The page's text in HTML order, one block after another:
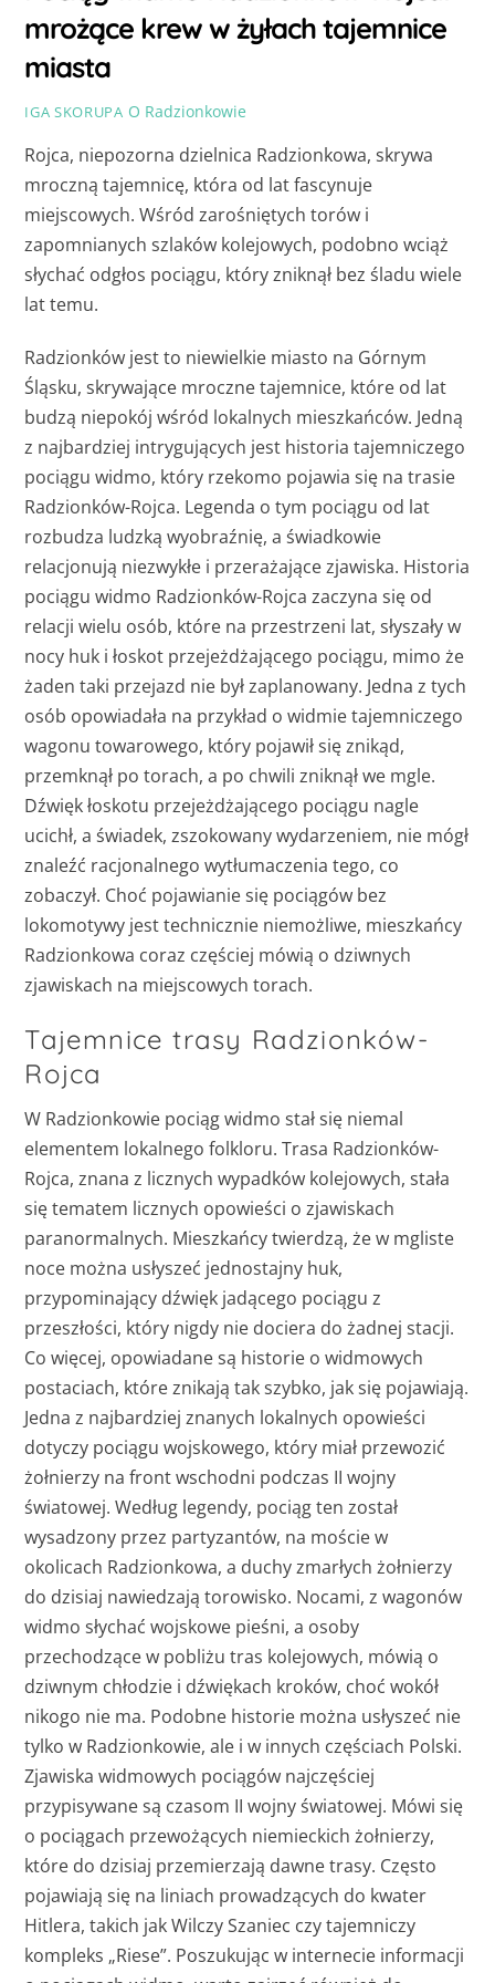
mrożące krew w żyłach tajemnice
miasta
IGA SKORUPA O Radzionkowie
Rojca, niepozorna dzielnica Radzionkowa, skrywa
mroczną tajemnicę, która od lat fascynuje
miejscowych. Wśród zarośniętych torów i
zapomnianych szlaków kolejowych, podobno wciąż
słychać odgłos pociągu, który zniknął bez śladu wiele
lat temu.
Radzionków jest to niewielkie miasto na Górnym
Śląsku, skrywające mroczne tajemnice, które od lat
budzą niepokój wśród lokalnych mieszkańców. Jedną
z najbardziej intrygujących jest historia tajemniczego
pociągu widmo, który rzekomo pojawia się na trasie
Radzionków-Rojca. Legenda o tym pociągu od lat
rozbudza ludzką wyobraźnię, a świadkowie
relacjonują niezwykłe i przerażające zjawiska. Historia
pociągu widmo Radzionków-Rojca zaczyna się od
relacji wielu osób, które na przestrzeni lat, słyszały w
nocy huk i łoskot przejeżdżającego pociągu, mimo że
żaden taki przejazd nie był zaplanowany. Jedna z tych
osób opowiadała na przykład o widmie tajemniczego
wagonu towarowego, który pojawił się znikąd,
przemknął po torach, a po chwili zniknął we mgle.
Dźwięk łoskotu przejeżdżającego pociągu nagle
ucichł, a świadek, zszokowany wydarzeniem, nie mógł
znaleźć racjonalnego wytłumaczenia tego, co
zobaczył. Choć pojawianie się pociągów bez
lokomotywy jest technicznie niemożliwe, mieszkańcy
Radzionkowa coraz częściej mówią o dziwnych
zjawiskach na miejscowych torach.
Tajemnice trasy Radzionków-
Rojca
W Radzionkowie pociąg widmo stał się niemal
elementem lokalnego folkloru. Trasa Radzionków-
Rojca, znana z licznych wypadków kolejowych, stała
się tematem licznych opowieści o zjawiskach
paranormalnych. Mieszkańcy twierdzą, że w mgliste
noce można usłyszeć jednostajny huk,
przypominający dźwięk jadącego pociągu z
przeszłości, który nigdy nie dociera do żadnej stacji.
Co więcej, opowiadane są historie o widmowych
postaciach, które znikają tak szybko, jak się pojawiają.
Jedna z najbardziej znanych lokalnych opowieści
dotyczy pociągu wojskowego, który miał przewozić
żołnierzy na front wschodni podczas II wojny
światowej. Według legendy, pociąg ten został
wysadzony przez partyzantów, na moście w
okolicach Radzionkowa, a duchy zmarłych żołnierzy
do dzisiaj nawiedzają torowisko. Nocami, z wagonów
widmo słychać wojskowe pieśni, a osoby
przechodzące w pobliżu tras kolejowych, mówią o
dziwnym chłodzie i dźwiękach kroków, choć wokół
nikogo nie ma. Podobne historie można usłyszeć nie
tylko w Radzionkowie, ale i w innych częściach Polski.
Zjawiska widmowych pociągów najczęściej
przypisywane są czasom II wojny światowej. Mówi się
o pociągach przewożących niemieckich żołnierzy,
które do dzisiaj przemierzają dawne trasy. Często
pojawiają się na liniach prowadzących do kwater
Hitlera, takich jak Wilczy Szaniec czy tajemniczy
kompleks „Riese”. Poszukując w internecie informacji